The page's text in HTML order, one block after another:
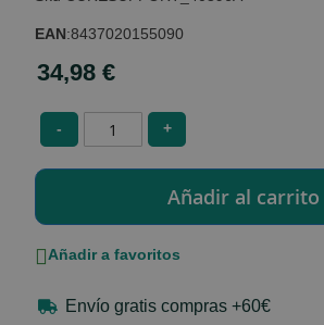
EAN:8437020155090
34,98 €
- +
Añadir a favoritos
Envío gratis compras +60€